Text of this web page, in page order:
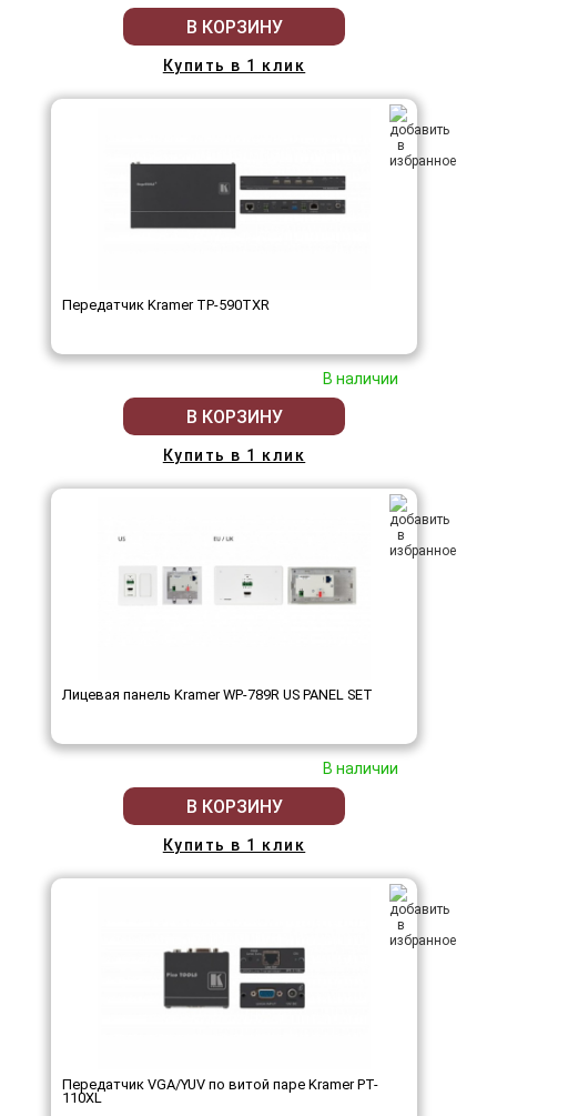
В КОРЗИНУ
Купить в 1 клик
Передатчик Kramer TP-590TXR
В наличии
В КОРЗИНУ
Купить в 1 клик
Лицевая панель Kramer WP-789R US PANEL SET
В наличии
В КОРЗИНУ
Купить в 1 клик
Передатчик VGA/YUV по витой паре Kramer PT-
110XL